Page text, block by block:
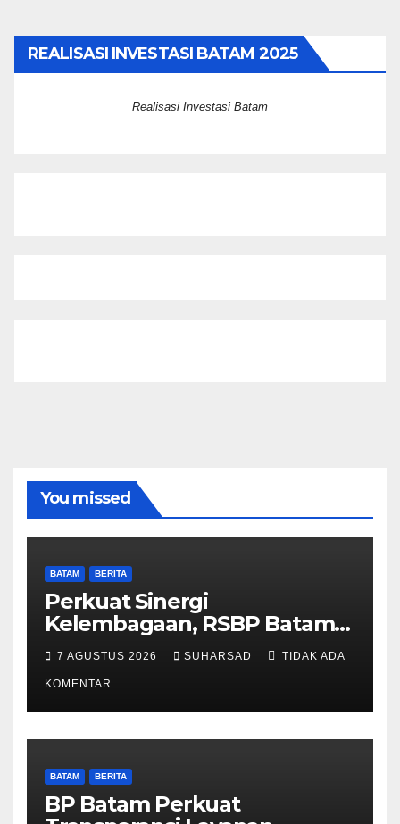
REALISASI INVESTASI BATAM 2025
Realisasi Investasi Batam
You missed
BATAM BERITA
Perkuat Sinergi
Kelembagaan, RSBP Batam
dan BPOM Pastikan
Pelayanan dan Ketersediaan
Obat Aman
7 AGUSTUS 2026 SUHARSAD TIDAK ADA
KOMENTAR
BATAM BERITA
BP Batam Perkuat